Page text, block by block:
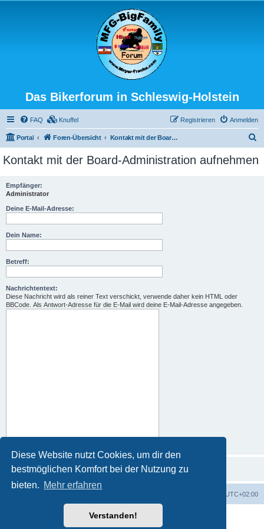
Diese Website nutzt Cookies, um dir den
bestmöglichen Komfort bei der Nutzung zu
bieten. Mehr erfahren
Verstanden!
Das Bikerforum in Schleswig-Holstein
FAQ Knuffel Anmelden
Registrieren
Portal Foren-Übersicht Kontakt mit der Board-Administration aufnehmen
c
Kontakt mit der Board-Administration aufnehmen
Empfänger:
Administrator
Deine E-Mail-Adresse:
Dein Name:
Betreff:
Nachrichtentext:
Diese Nachricht wird als reiner Text verschickt, verwende daher kein HTML oder
BBCode. Als Antwort-Adresse für die E-Mail wird deine E-Mail-Adresse angegeben.
UTC+02:00
Powered byphpBB® Forum Software © phpBB Limited
phpBB.de